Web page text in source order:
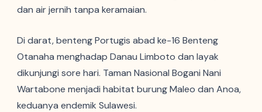
dan air jernih tanpa keramaian.
Di darat, benteng Portugis abad ke-16 Benteng
Otanaha menghadap Danau Limboto dan layak
dikunjungi sore hari. Taman Nasional Bogani Nani
Wartabone menjadi habitat burung Maleo dan Anoa,
keduanya endemik Sulawesi.